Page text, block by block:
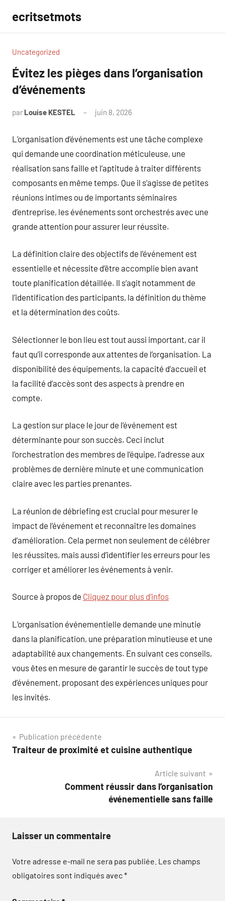
contenu
ecritsetmots
Uncategorized
Évitez les pièges dans l’organisation
d’événements
par Louise KESTEL juin 8, 2026
L’organisation d’événements est une tâche complexe
qui demande une coordination méticuleuse, une
réalisation sans faille et l’aptitude à traiter différents
composants en même temps. Que il s’agisse de petites
réunions intimes ou de importants séminaires
d’entreprise, les événements sont orchestrés avec une
grande attention pour assurer leur réussite.
La définition claire des objectifs de l’événement est
essentielle et nécessite d’être accomplie bien avant
toute planification détaillée. Il s’agit notamment de
l’identification des participants, la définition du thème
et la détermination des coûts.
Sélectionner le bon lieu est tout aussi important, car il
faut qu’il corresponde aux attentes de l’organisation. La
disponibilité des équipements, la capacité d’accueil et
la facilité d’accès sont des aspects à prendre en
compte.
La gestion sur place le jour de l’événement est
déterminante pour son succès. Ceci inclut
l’orchestration des membres de l’équipe, l’adresse aux
problèmes de dernière minute et une communication
claire avec les parties prenantes.
La réunion de débriefing est crucial pour mesurer le
impact de l’événement et reconnaître les domaines
d’amélioration. Cela permet non seulement de célébrer
les réussites, mais aussi d’identifier les erreurs pour les
corriger et améliorer les événements à venir.
Source à propos de Cliquez pour plus d’infos
L’organisation événementielle demande une minutie
dans la planification, une préparation minutieuse et une
adaptabilité aux changements. En suivant ces conseils,
vous êtes en mesure de garantir le succès de tout type
d’événement, proposant des expériences uniques pour
les invités.
Navigation
de
Publication précédente
Traiteur de proximité et cuisine authentique
Article suivant
Comment réussir dans l’organisation
événementielle sans faille
Laisser un commentaire
Votre adresse e-mail ne sera pas publiée. Les champs
obligatoires sont indiqués avec*